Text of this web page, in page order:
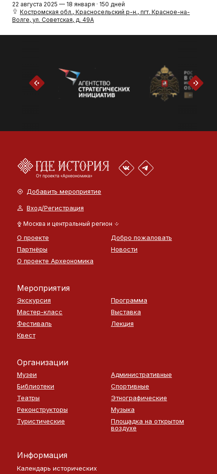
22 августа 2025 — 18 января · 150 дней
Костромская обл., Красносельский р-н., пгт. Красное-на-
Волге, ул. Советская, д. 49А
Добавить мероприятие
Вход/Регистрация
Москва и центральный регион
О проекте
Добро пожаловать
Партнёры
Новости
О проекте Археономика
Мероприятия
Экскурсия
Программа
Мастер-класс
Выставка
Фестиваль
Лекция
Квест
Организации
Музеи
Административные
Библиотеки
Спортивные
Театры
Этнографические
Реконструкторы
Музыка
Туристические
Площадка на открытом
воздухе
Информация
Календарь исторических